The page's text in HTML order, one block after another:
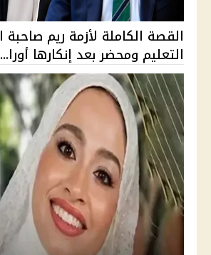
التعليم ومحضر بعد إنكارها أورا...